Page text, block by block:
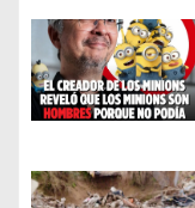
d
e
e
n